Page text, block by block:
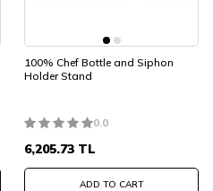
100% Chef Bottle and Siphon
Holder Stand
0.0
6,205.73 TL
ADD TO CART